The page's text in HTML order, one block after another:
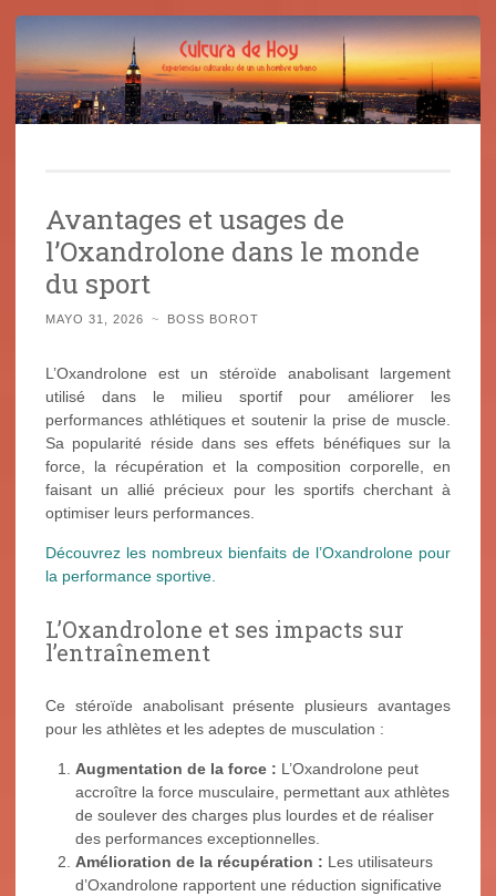
contenido
Avantages et usages de
l’Oxandrolone dans le monde
du sport
MAYO 31, 2026 ~ BOSS BOROT
L’Oxandrolone est un stéroïde anabolisant largement
utilisé dans le milieu sportif pour améliorer les
performances athlétiques et soutenir la prise de muscle.
Sa popularité réside dans ses effets bénéfiques sur la
force, la récupération et la composition corporelle, en
faisant un allié précieux pour les sportifs cherchant à
optimiser leurs performances.
Découvrez les nombreux bienfaits de l’Oxandrolone pour
la performance sportive.
L’Oxandrolone et ses impacts sur
l’entraînement
Ce stéroïde anabolisant présente plusieurs avantages
pour les athlètes et les adeptes de musculation :
Augmentation de la force : L’Oxandrolone peut
accroître la force musculaire, permettant aux athlètes
de soulever des charges plus lourdes et de réaliser
des performances exceptionnelles.
Amélioration de la récupération : Les utilisateurs
d’Oxandrolone rapportent une réduction significative